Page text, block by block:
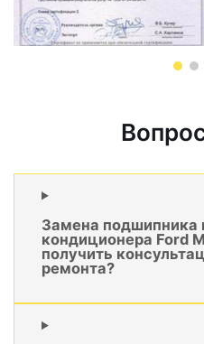
Замена подшипника
кондиционера Ford
получить
ремонта?